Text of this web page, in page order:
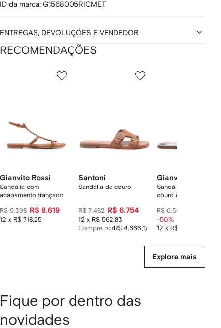
ID da marca: G1568005RICMET
ENTREGAS, DEVOLUÇÕES E VENDEDOR
RECOMENDAÇÕES
Gianvito Rossi
Sandália com
acabamento trançado
R$ 9.398 R$ 8.619
12 x R$ 718,25
Santoni
Sandália de couro
R$ 7.482 R$ 6.754
12 x R$ 562,83
Compre porR$ 4.666
Gianvito Rossi
Sandália Lucrezia de
couro envernizado
R$ 6.500
12 x R$ 267,75
-50%
Explore mais
Fique por dentro das
novidades